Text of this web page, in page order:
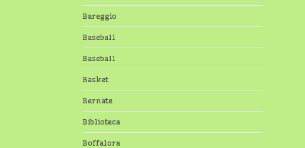
Bareggio
Baseball
Baseball
Basket
Bernate
Biblioteca
Boffalora